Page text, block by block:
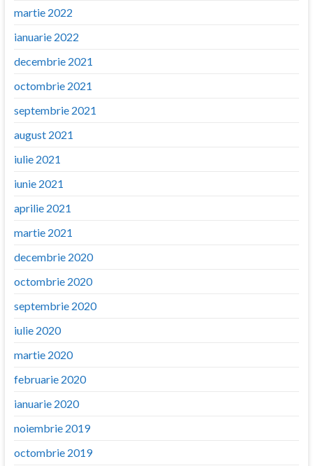
martie 2022
ianuarie 2022
decembrie 2021
octombrie 2021
septembrie 2021
august 2021
iulie 2021
iunie 2021
aprilie 2021
martie 2021
decembrie 2020
octombrie 2020
septembrie 2020
iulie 2020
martie 2020
februarie 2020
ianuarie 2020
noiembrie 2019
octombrie 2019